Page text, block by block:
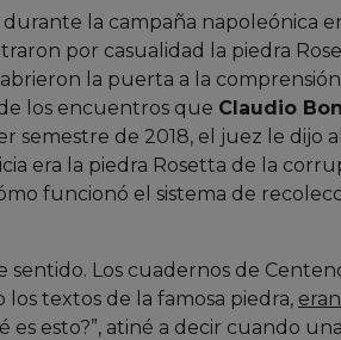
durante la campaña napoleónica
por casualidad la piedra
la puerta a la
los encuentros que Claudio
semestre de 2018, el juez le dijo
era la piedra Rosetta de la
funcionó el sistema de
sentido. Los cuadernos de
los textos de la famosa piedra,
es esto?”, atiné a decir cuando